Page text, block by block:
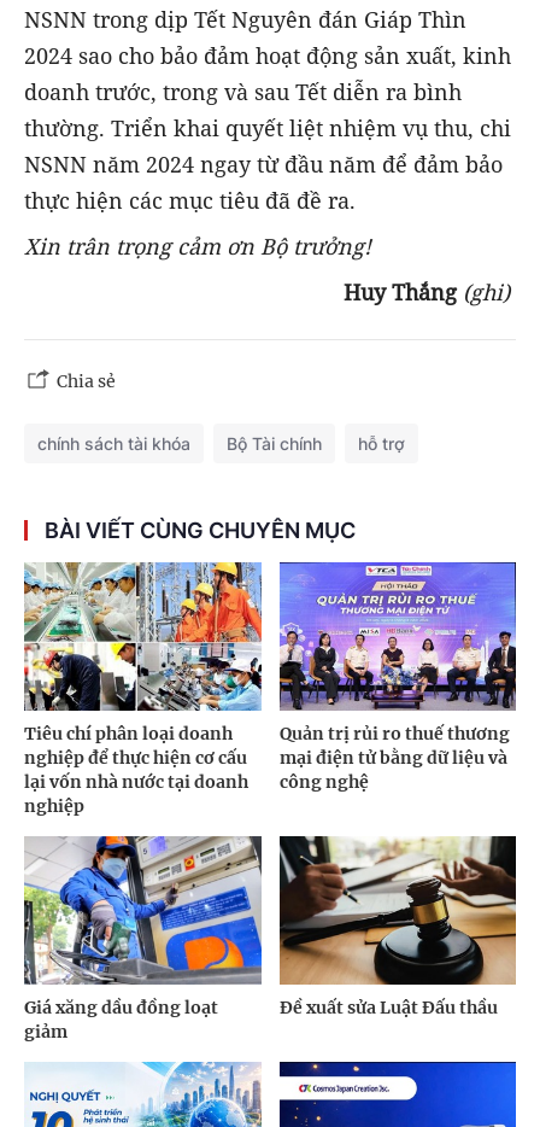
NSNN trong dịp Tết Nguyên đán Giáp Thìn
2024 sao cho bảo đảm hoạt động sản xuất, kinh
doanh trước, trong và sau Tết diễn ra bình
thường. Triển khai quyết liệt nhiệm vụ thu, chi
NSNN năm 2024 ngay từ đầu năm để đảm bảo
thực hiện các mục tiêu đã đề ra.
Xin trân trọng cảm ơn Bộ trưởng!
Huy Thắng (ghi)
Chia sẻ
chính sách tài khóa Bộ Tài chính hỗ trợ
BÀI VIẾT CÙNG CHUYÊN MỤC
Tiêu chí phân loại doanh
nghiệp để thực hiện cơ cấu
lại vốn nhà nước tại doanh
nghiệp
Quản trị rủi ro thuế thương
mại điện tử bằng dữ liệu và
công nghệ
Giá xăng dầu đồng loạt
giảm
Đề xuất sửa Luật Đấu thầu